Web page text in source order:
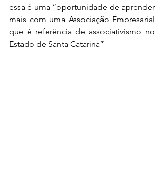
essa é uma “oportunidade de aprender
mais com uma Associação Empresarial
que é referência de associativismo no
Estado de Santa Catarina”